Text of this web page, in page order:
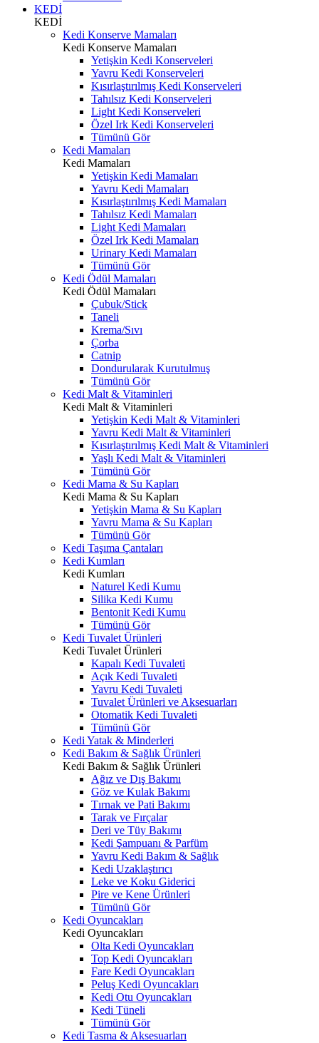
KEDİ
KEDİ
Kedi Konserve Mamaları
Kedi Konserve Mamaları
Yetişkin Kedi Konserveleri
Yavru Kedi Konserveleri
Kısırlaştırılmış Kedi Konserveleri
Tahılsız Kedi Konserveleri
Light Kedi Konserveleri
Özel Irk Kedi Konserveleri
Tümünü Gör
Kedi Mamaları
Kedi Mamaları
Yetişkin Kedi Mamaları
Yavru Kedi Mamaları
Kısırlaştırılmış Kedi Mamaları
Tahılsız Kedi Mamaları
Light Kedi Mamaları
Özel Irk Kedi Mamaları
Urinary Kedi Mamaları
Tümünü Gör
Kedi Ödül Mamaları
Kedi Ödül Mamaları
Çubuk/Stick
Taneli
Krema/Sıvı
Çorba
Catnip
Dondurularak Kurutulmuş
Tümünü Gör
Kedi Malt & Vitaminleri
Kedi Malt & Vitaminleri
Yetişkin Kedi Malt & Vitaminleri
Yavru Kedi Malt & Vitaminleri
Kısırlaştırılmış Kedi Malt & Vitaminleri
Yaşlı Kedi Malt & Vitaminleri
Tümünü Gör
Kedi Mama & Su Kapları
Kedi Mama & Su Kapları
Yetişkin Mama & Su Kapları
Yavru Mama & Su Kapları
Tümünü Gör
Kedi Taşıma Çantaları
Kedi Kumları
Kedi Kumları
Naturel Kedi Kumu
Silika Kedi Kumu
Bentonit Kedi Kumu
Tümünü Gör
Kedi Tuvalet Ürünleri
Kedi Tuvalet Ürünleri
Kapalı Kedi Tuvaleti
Açık Kedi Tuvaleti
Yavru Kedi Tuvaleti
Tuvalet Ürünleri ve Aksesuarları
Otomatik Kedi Tuvaleti
Tümünü Gör
Kedi Yatak & Minderleri
Kedi Bakım & Sağlık Ürünleri
Kedi Bakım & Sağlık Ürünleri
Ağız ve Dış Bakımı
Göz ve Kulak Bakımı
Tırnak ve Pati Bakımı
Tarak ve Fırçalar
Deri ve Tüy Bakımı
Kedi Şampuanı & Parfüm
Yavru Kedi Bakım & Sağlık
Kedi Uzaklaştırıcı
Leke ve Koku Giderici
Pire ve Kene Ürünleri
Tümünü Gör
Kedi Oyuncakları
Kedi Oyuncakları
Olta Kedi Oyuncakları
Top Kedi Oyuncakları
Fare Kedi Oyuncakları
Peluş Kedi Oyuncakları
Kedi Otu Oyuncakları
Kedi Tüneli
Tümünü Gör
Kedi Tasma & Aksesuarları